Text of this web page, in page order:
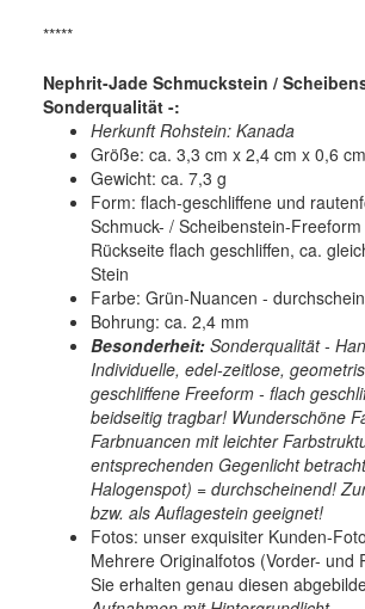
*****
Nephrit-Jade Schmuckstein /
Sonderqualität -:
Herkunft Rohstein: Kanada
Größe: ca. 3,3 cm x 2,4 cm x 0,6 cm
Gewicht: ca. 7,3 g
Form: flach-geschliffene und
Schmuck- / Scheibenstein-
Rückseite flach geschliffen, ca.
Stein
Farbe: Grün-Nuancen -
Bohrung: ca. 2,4 mm
Besonderheit: Sonderqualität -
Individuelle, edel-zeitlose,
geschliffene Freeform - flach
beidseitig tragbar! Wunderschöne
Farbnuancen mit leichter
entsprechenden Gegenlicht
Halogenspot) = durchscheinend!
bzw. als Auflagestein geeignet!
Fotos: unser exquisiter Kunden-
Mehrere Originalfotos (Vorder- und
Sie erhalten genau diesen